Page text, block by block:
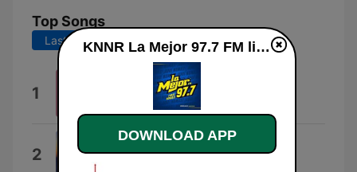
Top Songs
Last 7 days Last 30 days
1 Cada Vez me Gustas Mas
Paulo Sergio
2
KNNR La Mejor 97.7 FM live
DOWNLOAD APP